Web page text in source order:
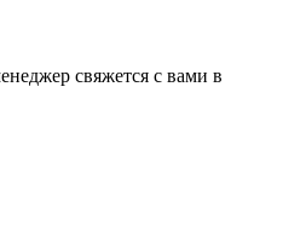
свяжется с вами в